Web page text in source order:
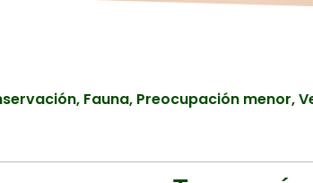
, Fauna, Preocupación menor,